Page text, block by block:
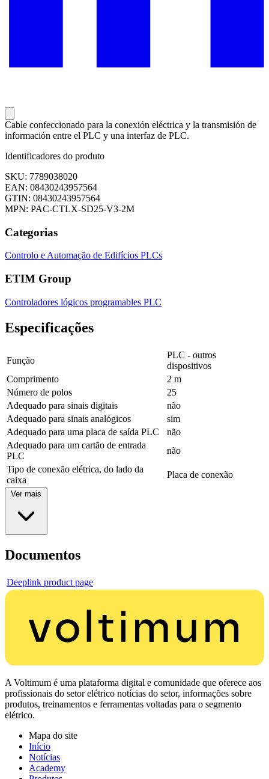
Cable confeccionado para la conexión eléctrica y la transmisión de
información entre el PLC y una interfaz de PLC.
Identificadores do produto
SKU: 7789038020
EAN: 08430243957564
GTIN: 08430243957564
MPN: PAC-CTLX-SD25-V3-2M
Categorias
Controlo e Automação de Edifícios PLCs
ETIM Group
Controladores lógicos programables PLC
Especificações
Função
PLC - outros
dispositivos
Comprimento
2 m
Número de polos
25
Adequado para sinais digitais
não
Adequado para sinais analógicos
sim
Adequado para uma placa de saída PLC
não
Adequado para um cartão de entrada
PLC
não
Tipo de conexão elétrica, do lado da
caixa
Placa de conexão
Ver mais
Documentos
Deeplink product page
A Voltimum é uma plataforma digital e comunidade que oferece aos
profissionais do setor elétrico notícias do setor, informações sobre
produtos, treinamentos e ferramentas voltadas para o segmento
elétrico.
Mapa do site
Início
Notícias
Academy